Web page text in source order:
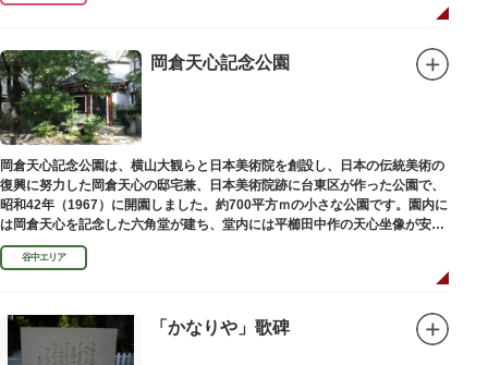
岡倉天心記念公園
岡倉天心記念公園は、横山大観らと日本美術院を創設し、日本の伝統美術の
復興に努力した岡倉天心の邸宅兼、日本美術院跡に台東区が作った公園で、
昭和42年（1967）に開園しました。約700平方ｍの小さな公園です。園内に
は岡倉天心を記念した六角堂が建ち、堂内には平櫛田中作の天心坐像が安置
されています。
谷中エリア
「かなりや」歌碑